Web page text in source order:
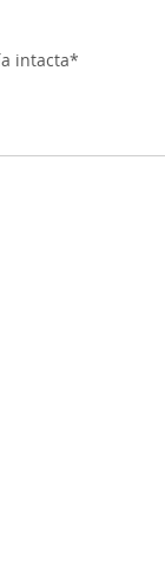
intacta*